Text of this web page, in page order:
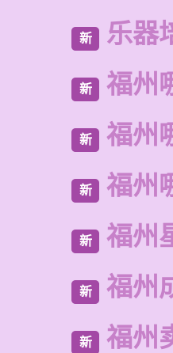
新 乐器
新 福州
新 福州
新 福州
新 福州
新 福州
新 福州